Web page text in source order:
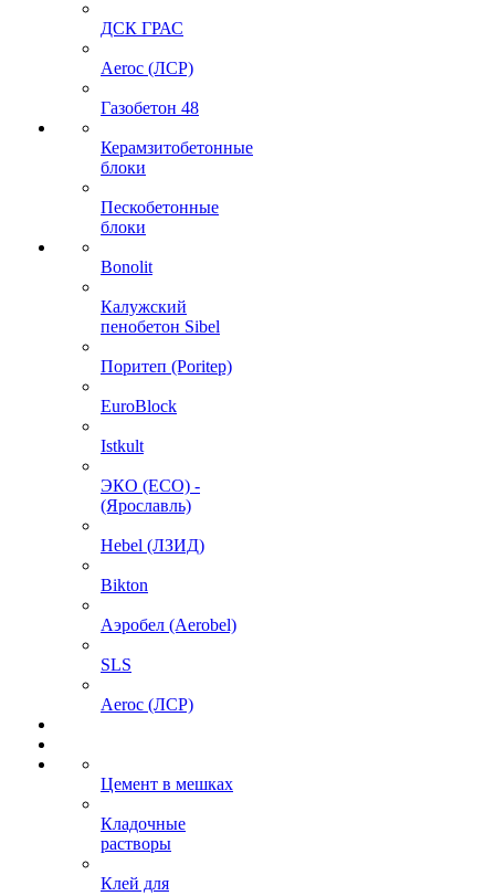
ДСК ГРАС
Aeroc (ЛСР)
Газобетон 48
Керамзитобетонные
блоки
Пескобетонные
блоки
Bonolit
Калужский
пенобетон Sibel
Поритеп (Poritep)
EuroBlock
Istkult
ЭКО (ECO) -
(Ярославль)
Hebel (ЛЗИД)
Bikton
Аэробел (Aerobel)
SLS
Aeroc (ЛСР)
Цемент в мешках
Кладочные
растворы
Клей для